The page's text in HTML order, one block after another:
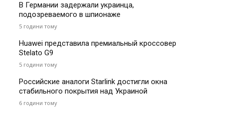
В Германии задержали украинца,
подозреваемого в шпионаже
5 години тому
Huawei представила премиальный кроссовер
Stelato G9
5 години тому
Российские аналоги Starlink достигли окна
стабильного покрытия над Украиной
6 години тому